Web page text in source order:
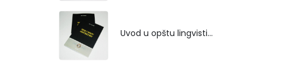
Uvod u opštu lingvistiku